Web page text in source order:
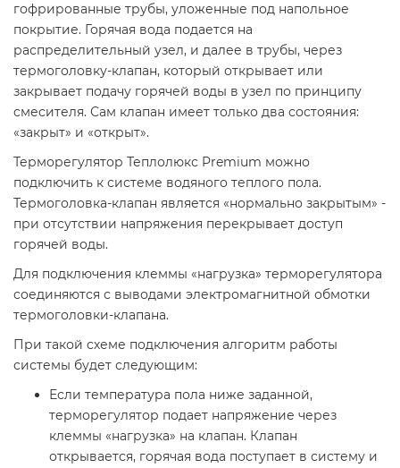
гофрированные трубы, уложенные под напольное
покрытие. Горячая вода подается на
распределительный узел, и далее в трубы, через
термоголовку-клапан, который открывает или
закрывает подачу горячей воды в узел по принципу
смесителя. Сам клапан имеет только два состояния:
«закрыт» и «открыт».
Терморегулятор Теплолюкс Premium можно
подключить к системе водяного теплого пола.
Термоголовка-клапан является «нормально закрытым» -
при отсутствии напряжения перекрывает доступ
горячей воды.
Для подключения клеммы «нагрузка» терморегулятора
соединяются с выводами электромагнитной обмотки
термоголовки-клапана.
При такой схеме подключения алгоритм работы
системы будет следующим:
Если температура пола ниже заданной,
терморегулятор подает напряжение через
клеммы «нагрузка» на клапан. Клапан
открывается, горячая вода поступает в систему и